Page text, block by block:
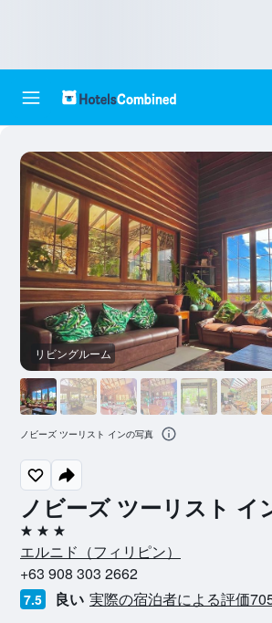
ノビーズ ツーリスト イ
3つ星
エルニド​（フィリピン​）​
+63 908 303 2662
7.5 良い 実際の宿泊者による評価
リビングルーム
ノビーズ ツーリスト インの写真